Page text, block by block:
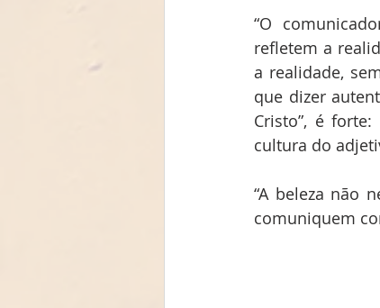
“O
refletem a
a realidade,
que dizer
Cristo”, é
cultura do
“A beleza não
comuniquem